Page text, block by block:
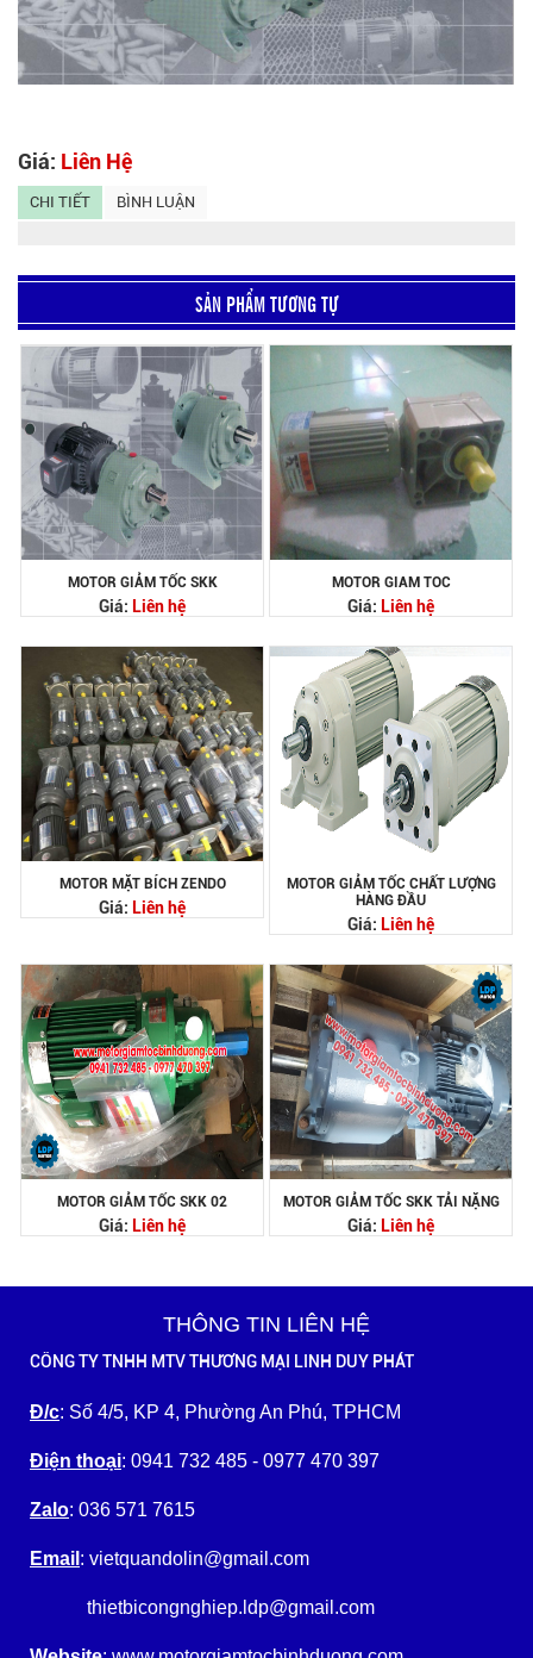
Giá: Liên Hệ
CHI TIẾT BÌNH LUẬN
SẢN PHẨM TƯƠNG TỰ
MOTOR GIẢM TỐC SKK
Giá: Liên hệ
MOTOR GIAM TOC
Giá: Liên hệ
MOTOR MẶT BÍCH ZENDO
Giá: Liên hệ
MOTOR GIẢM TỐC CHẤT LƯỢNG
HÀNG ĐẦU
Giá: Liên hệ
MOTOR GIẢM TỐC SKK 02
Giá: Liên hệ
MOTOR GIẢM TỐC SKK TẢI NẶNG
Giá: Liên hệ
THÔNG TIN LIÊN HỆ
CÔNG TY TNHH MTV THƯƠNG MẠI LINH DUY PHÁT
Đ/c: Số 4/5, KP 4, Phường An Phú, TPHCM
Điện thoại: 0941 732 485 - 0977 470 397
Zalo: 036 571 7615
Email : vietquandolin@gmail.com
thietbicongnghiep.ldp@gmail.com